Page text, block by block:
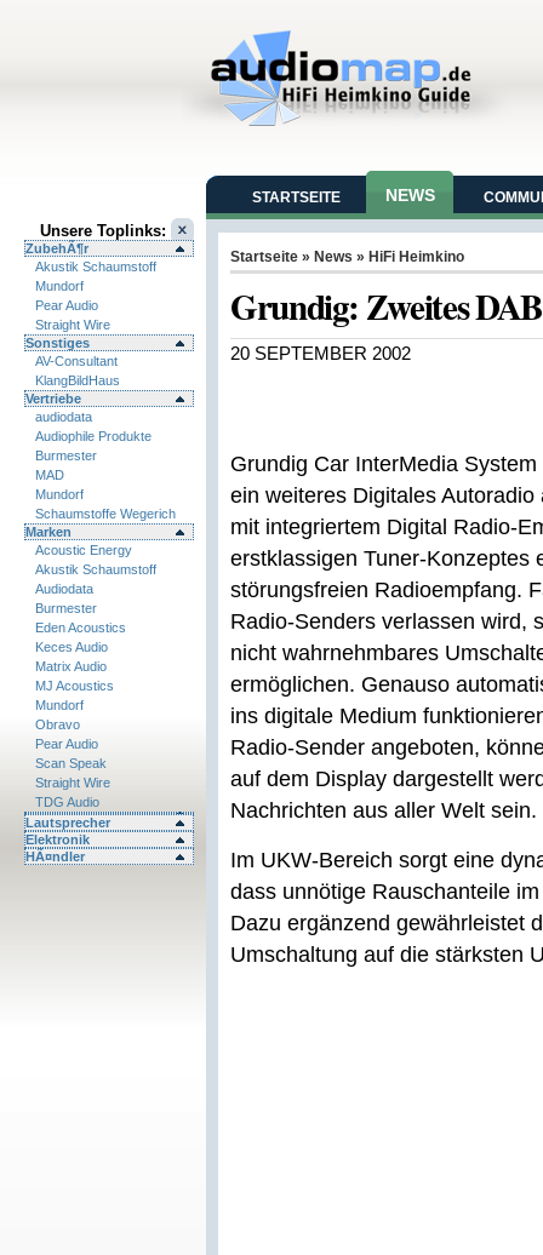
Unsere Toplinks:
ZubehÃ¶r
Akustik Schaumstoff
Mundorf
Pear Audio
Straight Wire
Sonstiges
AV-Consultant
KlangBildHaus
Vertriebe
audiodata
Audiophile Produkte
Burmester
MAD
Mundorf
Schaumstoffe Wegerich
Marken
Acoustic Energy
Akustik Schaumstoff
Audiodata
Burmester
Eden Acoustics
Keces Audio
Matrix Audio
MJ Acoustics
Mundorf
Obravo
Pear Audio
Scan Speak
Straight Wire
TDG Audio
Lautsprecher
Elektronik
HÃ¤ndler
STARTSEITE NEWS
Startseite » News » HiFi Heimkino
Grundig: Zweites
20 SEPTEMBER 2002
Grundig Car InterMedia
ein weiteres Digitales
mit integriertem Digital Radio-
erstklassigen Tuner-Konzeptes
störungsfreien Radioempfang.
Radio-Senders verlassen wird,
nicht wahrnehmbares
ermöglichen. Genauso
ins digitale Medium
Radio-Sender angeboten,
auf dem Display dargestellt
Nachrichten aus aller Welt sein.
Im UKW-Bereich sorgt eine
dass unnötige Rauschanteile
Dazu ergänzend gewährleistet
Umschaltung auf die stärksten